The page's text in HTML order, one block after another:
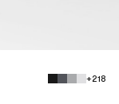
+218